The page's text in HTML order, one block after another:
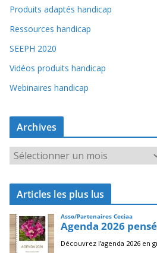
Produits adaptés handicap
Ressources handicap
SEEPH 2020
Vidéos produits handicap
Webinaires handicap
Archives
r
c
i
v
e
Articles les plus lus